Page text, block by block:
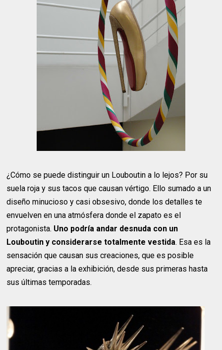
¿Cómo se puede distinguir un Louboutin a lo lejos? Por su
suela roja y sus tacos que causan vértigo. Ello sumado a un
diseño minucioso y casi obsesivo, donde los detalles te
envuelven en una atmósfera donde el zapato es el
protagonista. Uno podría andar desnuda con un
Louboutin y considerarse totalmente vestida. Esa es la
sensación que causan sus creaciones, que es posible
apreciar, gracias a la exhibición, desde sus primeras hasta
sus últimas temporadas.